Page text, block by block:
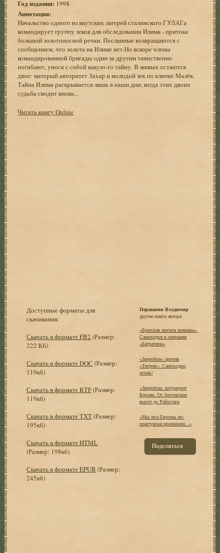
Год издания: 1998
Аннотация:
Начальство одного из якутских лагерей сталинского ГУЛАГа
командирует группу зеков для обследовании Илима - притока
большой золотоносной речки. Посланные возвращаются с
сообщением, что золота на Илиме нет.Но вскоре члены
командированной бригады один за другим таинственно
погибают, унося с собой какую-то тайну. В живых остаются
двое: матерый авторитет Захар и молодой зек по кличке Малёк.
Тайна Илима раскрывается лишь в наши дни, когда этих двоих
судьба сводит вновь...
Читать книгу Online
Доступные форматы для
скачивания:
Скачать в формате FB2 (Размер:
222 Кб)
Скачать в формате DOC (Размер:
119кб)
Скачать в формате RTF(Размер:
119кб)
Скачать в формате TXT(Размер:
195кб)
Скачать в формате HTML
(Размер: 198кб)
Скачать в формате EPUB (Размер:
245кб)
Першанин Владимир
другие книги автора:
«Братская могила экипажа».
Самоходки в операции
«Багратион»
«Зверобои» против
«Тигров». Самоходки,
огонь!
«Зверобои» штурмуют
Берлин. От Зееловских
высот до Рейхстага
«Мы пол-Европы по-
пластунски пропахали...»
Поделиться